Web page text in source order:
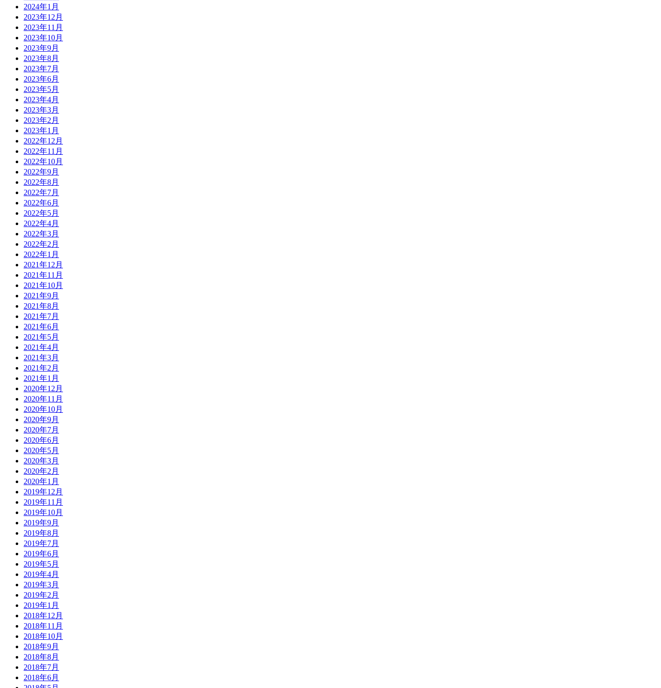
2024年1月
2023年12月
2023年11月
2023年10月
2023年9月
2023年8月
2023年7月
2023年6月
2023年5月
2023年4月
2023年3月
2023年2月
2023年1月
2022年12月
2022年11月
2022年10月
2022年9月
2022年8月
2022年7月
2022年6月
2022年5月
2022年4月
2022年3月
2022年2月
2022年1月
2021年12月
2021年11月
2021年10月
2021年9月
2021年8月
2021年7月
2021年6月
2021年5月
2021年4月
2021年3月
2021年2月
2021年1月
2020年12月
2020年11月
2020年10月
2020年9月
2020年7月
2020年6月
2020年5月
2020年3月
2020年2月
2020年1月
2019年12月
2019年11月
2019年10月
2019年9月
2019年8月
2019年7月
2019年6月
2019年5月
2019年4月
2019年3月
2019年2月
2019年1月
2018年12月
2018年11月
2018年10月
2018年9月
2018年8月
2018年7月
2018年6月